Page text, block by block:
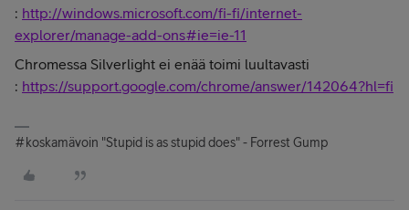
: http://windows.microsoft.com/fi-fi/internet-
explorer/manage-add-ons#ie=ie-11
Chromessa Silverlight ei enää toimi luultavasti
: https://support.google.com/chrome/answer/142064?hl=fi
#koskamävoin "Stupid is as stupid does" - Forrest Gump